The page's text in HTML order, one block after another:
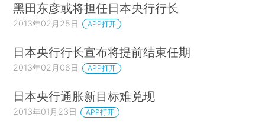
黑田东彦或将担任日本央行行长
2013年02月25日 APP打开
日本央行行长宣布将提前结束任期
2013年02月06日 APP打开
日本央行通胀新目标难兑现
2013年01月23日 APP打开